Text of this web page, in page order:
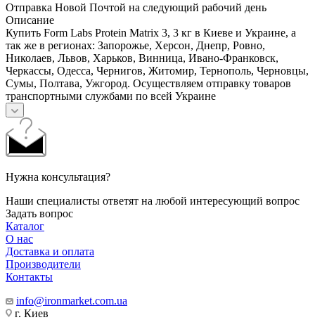
Отправка Новой Почтой на следующий рабочий день
Описание
Купить Form Labs Protein Matrix 3, 3 кг в Киеве и Украине, а
так же в регионах: Запорожье, Херсон, Днепр, Ровно,
Николаев, Львов, Харьков, Винница, Ивано-Франковск,
Черкассы, Одесса, Чернигов, Житомир, Тернополь, Черновцы,
Сумы, Полтава, Ужгород. Осуществляем отправку товаров
транспортными службами по всей Украине
Нужна консультация?
Наши специалисты ответят на любой интересующий вопрос
Задать вопрос
Каталог
О нас
Доставка и оплата
Производители
Контакты
info@ironmarket.com.ua
г. Киев